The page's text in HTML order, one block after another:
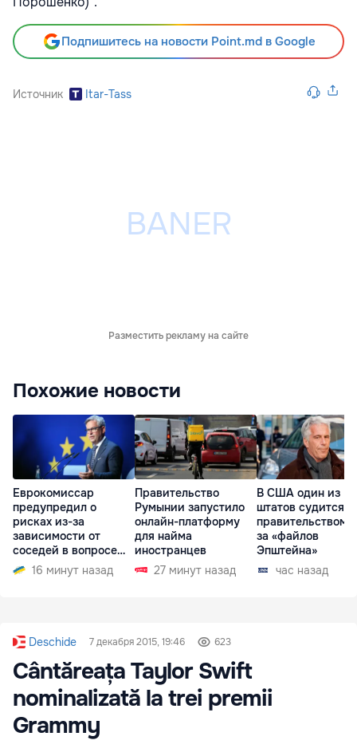
Подпишитесь на новости Point.md в Google
Источник Itar-Tass
Разместить рекламу на сайте
Похожие новости
Еврокомиссар
предупредил о
рисках из-за
зависимости от
соседей в вопросе
границ16 минут назад
Правительство
Румынии запустило
онлайн-платформу
для найма
иностранцев
27 минут назад
В США один из
штатов судится с
правительством
за «файлов
Эпштейна»
час назад
Deschide 7 декабря 2015, 19:46 623
Cântăreața Taylor Swift
nominalizată la trei premii
Grammy